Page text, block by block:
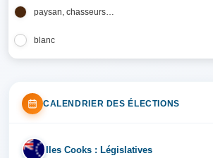
paysan, chasseurs…
blanc
CALENDRIER DES ÉLECTIONS
IL Iles Cooks : Législatives